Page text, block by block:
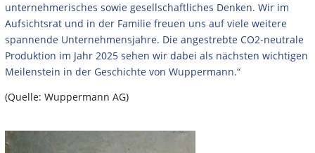
unternehmerisches sowie gesellschaftliches Denken. Wir im
Aufsichtsrat und in der Familie freuen uns auf viele weitere
spannende Unternehmensjahre. Die angestrebte CO2-neutrale
Produktion im Jahr 2025 sehen wir dabei als nächsten wichtigen
Meilenstein in der Geschichte von Wuppermann.“
(Quelle: Wuppermann AG)